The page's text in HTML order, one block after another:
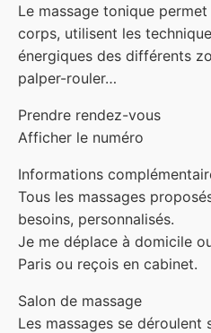
Le massage tonique permet
corps, utilisent les
énergiques des différents
palper-rouler…
Prendre rendez-vous
Afficher le numéro
Informations
Tous les massages
besoins, personnalisés.
Je me déplace à domicile
Paris ou reçois en cabinet.
Salon de massage
Les massages se